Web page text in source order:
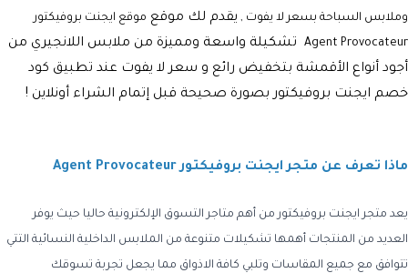
وملابس السباحة بسعر لا يفوت , يقدم لك موقع موقع ايجنت بروفيكتور
Agent Provocateur تشكيلة واسعة ومميزة من ملابس اللانجيري من
أجود أنواع الأقمشة بتخفيض رائع و سعر لا يفوت عند تطبيق كود
خصم ايجنت بروفيكتور بصورة صحيحة قبل إتمام الشراء أونلاين !
ماذا تعرف عن متجر ايجنت بروفيكتور Agent Provocateur
يعد متجر ايجنت بروفيكتور من أهم متاجر التسوق الإلكترونية حاليا حيث يوفر
العديد من المنتجات أهمها تشكيلات متنوعة من الملابس الداخلية النسائية التتي
تتوافق مع جميع المقاسات وتلبي كافة الاذواق مما يجعل تجربة تسوقك